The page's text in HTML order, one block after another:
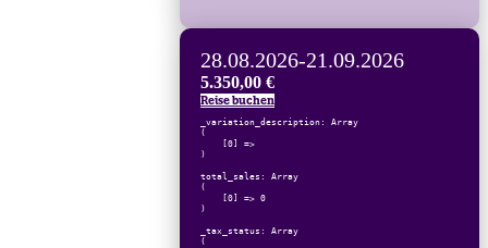
28.08.2026-21.09.2026
5.350,00 €
Reise buchen
_variation_description: Array
(
    [0] =>
)
total_sales: Array
(
    [0] => 0
)
_tax_status: Array
(